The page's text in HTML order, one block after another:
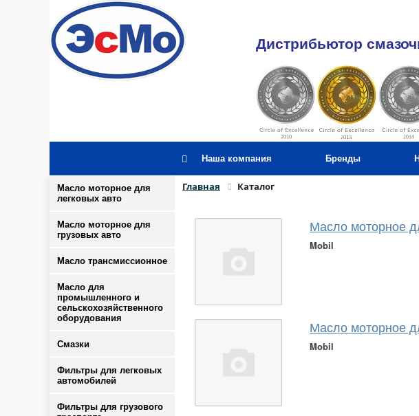
Дистрибьютор
Наша компания Бренды
Масло моторное для
легковых авто
Масло моторное для
грузовых авто
Масло трансмиссионное
Масло для
промышленного и
сельскохозяйственного
оборудования
Смазки
Фильтры для легковых
автомобилей
Фильтры для грузового
Главная Каталог
Масло моторное
Mobil
Масло моторное
Mobil